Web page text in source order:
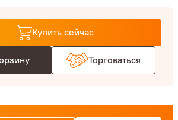
Купить сейчас
Торговаться